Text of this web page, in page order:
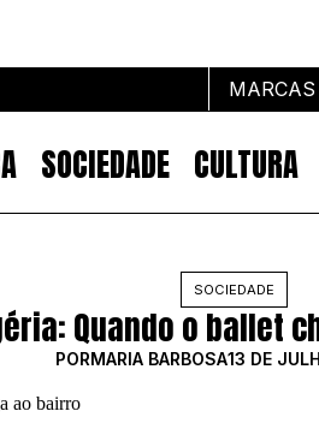
MARCAS
SOCIEDADE CULTURA
Marcas por
NOTÍCIAS
MARKETING
SOCIEDADE
Quando o ballet
PORMARIA BARBOSA13 DE